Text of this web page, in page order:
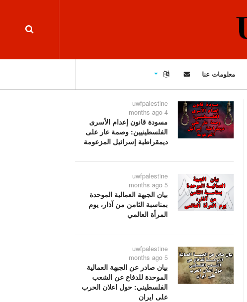
معلومات عنا
uwfpalestine
4 months ago
مسودة قانون إعدام الأسرى
الفلسطينيين: وصمة عار على
ديمقراطية إسرائيل المزعومة
uwfpalestine
5 months ago
بيان الجبهة العمالية الموحدة
بمناسبة الثامن من آذار، يوم
المرأة العالمي
uwfpalestine
5 months ago
بيان صادر عن الجبهة العمالية
الموحدة للدفاع عن الشعب
الفلسطيني: حول اعلان الحرب
على ايران